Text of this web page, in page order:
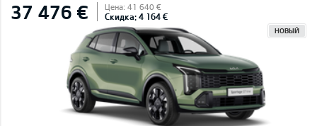
37 476 € Цена: 41 640 €
Скидка: 4 164 €
НОВЫЙ